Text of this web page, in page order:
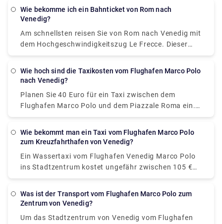
Min. (543,2 km) über die E45
Wie bekomme ich ein Bahnticket von Rom nach
Venedig?
Am schnellsten reisen Sie von Rom nach Venedig mit
dem Hochgeschwindigkeitszug Le Frecce. Dieser
moderne und luxuriöse Zug bringt Sie in nur 3
Fahrzeiten entnehmen Sie bitte unserem Fahrplan.
Wie hoch sind die Taxikosten vom Flughafen Marco Polo
nach Venedig?
Planen Sie 40 Euro für ein Taxi zwischen dem
Flughafen Marco Polo und dem Piazzale Roma ein.
Für andere Tarife siehe das Foto oben. Zuschläge
Feiertagen könnten den Fahrpreis in die Höhe
Kostenvoranschlag, wenn Sie auf Ihre Euros achten.
Wie bekommt man ein Taxi vom Flughafen Marco Polo
zum Kreuzfahrthafen von Venedig?
Ein Wassertaxi vom Flughafen Venedig Marco Polo
ins Stadtzentrum kostet ungefähr zwischen 105 €
(117,60 US-Dollar) und 135 € (151,20 US-Dollar). Der
Piazzale Roma ins Stadtzentrum liegt zwischen 65 €
Was ist der Transport vom Flughafen Marco Polo zum
Zentrum von Venedig?
Um das Stadtzentrum von Venedig vom Flughafen